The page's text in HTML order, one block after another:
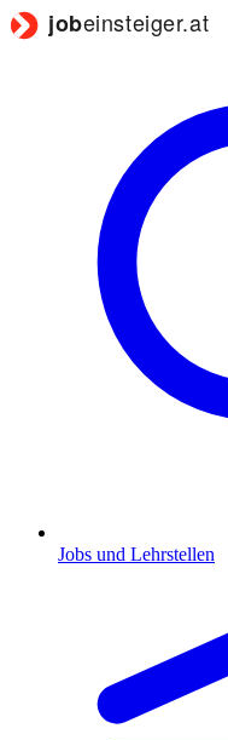
Jobs und Lehrstellen